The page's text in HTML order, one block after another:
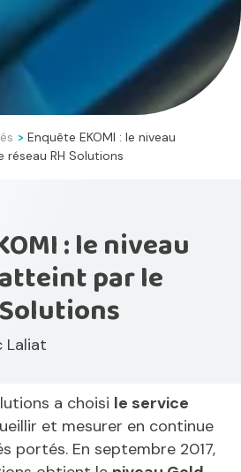
> Enquête EKOMI : le niveau
RH Solutions
: le niveau
par le
Laliat
a choisi le service
et mesurer en continue
portés. En septembre 2017,